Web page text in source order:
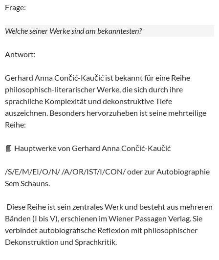
Frage:
Welche seiner Werke sind am bekanntesten?
Antwort:
Gerhard Anna Cončić-Kaučić ist bekannt für eine Reihe
philosophisch-literarischer Werke, die sich durch ihre
sprachliche Komplexität und dekonstruktive Tiefe
auszeichnen. Besonders hervorzuheben ist seine mehrteilige
Reihe:
📘 Hauptwerke von Gerhard Anna Cončić-Kaučić
/S/E/M/EI/O/N/ /A/OR/IST/I/CON/ oder zur Autobiographie
Sem Schauns.
Diese Reihe ist sein zentrales Werk und besteht aus mehreren
Bänden (I bis V), erschienen im Wiener Passagen Verlag. Sie
verbindet autobiografische Reflexion mit philosophischer
Dekonstruktion und Sprachkritik.